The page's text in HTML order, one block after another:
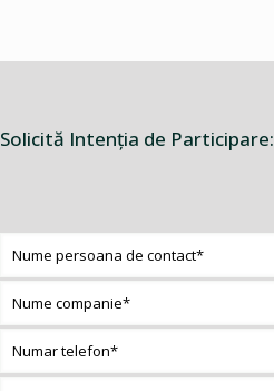
Solicită Intenţia de Participare: